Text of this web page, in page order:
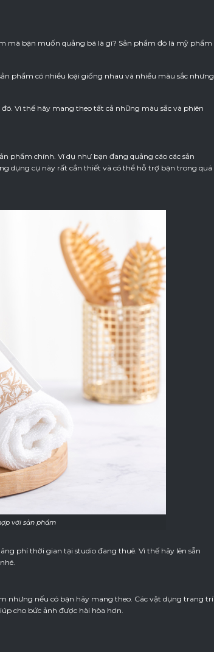
mà bạn muốn quảng bá là gì? Sản phẩm đó là mỹ phẩm
phẩm có nhiều loại giống nhau và nhiều màu sắc nhưng
Vì thế hãy mang theo tất cả những màu sắc và phiên
phẩm chính. Ví dụ như bạn đang quảng cáo các sản
dụng cụ này rất cần thiết và có thể hỗ trợ bạn trong quá
với sản phẩm
phí thời gian tại studio đang thuê. Vì thế hãy lên sẵn
nhưng nếu có bạn hãy mang theo. Các vật dụng trang trí
cho bức ảnh được hài hòa hơn.